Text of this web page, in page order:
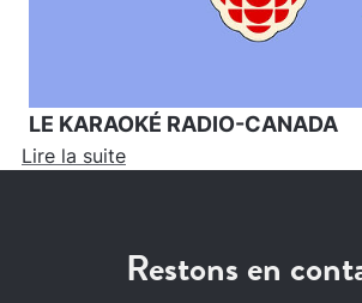
LE KARAOKÉ RADIO-CANADA
Lire la suite
Restons en